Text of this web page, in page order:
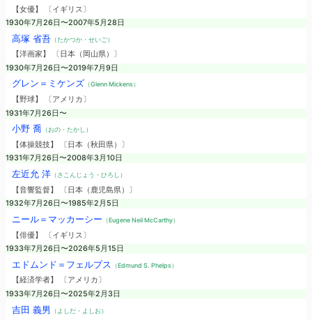
【女優】 〔イギリス〕
1930年7月26日〜2007年5月28日
高塚 省吾（たかつか・せいご）
【洋画家】 〔日本（岡山県）〕
1930年7月26日〜2019年7月9日
グレン＝ミケンズ （Glenn Mickens）
【野球】 〔アメリカ〕
1931年7月26日〜
小野 喬（おの・たかし）
【体操競技】 〔日本（秋田県）〕
1931年7月26日〜2008年3月10日
左近允 洋（さこんじょう・ひろし）
【音響監督】 〔日本（鹿児島県）〕
1932年7月26日〜1985年2月5日
ニール＝マッカーシー （Eugene Neil McCarthy）
【俳優】 〔イギリス〕
1933年7月26日〜2026年5月15日
エドムンド＝フェルプス （Edmund S. Phelps）
【経済学者】 〔アメリカ〕
1933年7月26日〜2025年2月3日
吉田 義男 （よしだ・よしお）